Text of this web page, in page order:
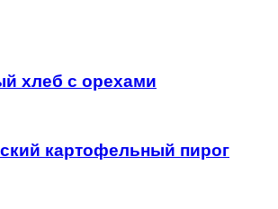
хлеб с орехами
картофельный пирог